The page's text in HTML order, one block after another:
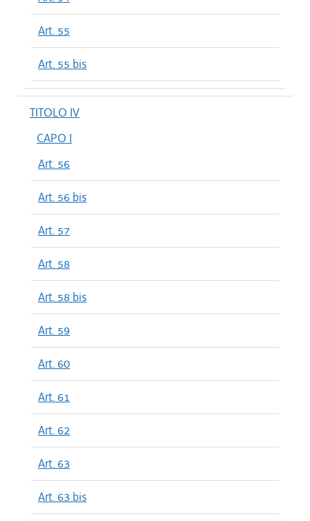
Art. 55
Art. 55 bis
TITOLO IV
CAPO I
Art. 56
Art. 56 bis
Art. 57
Art. 58
Art. 58 bis
Art. 59
Art. 60
Art. 61
Art. 62
Art. 63
Art. 63 bis